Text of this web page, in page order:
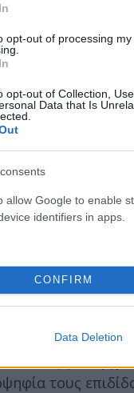
opt-out of processing
opt-out of Collection,
Data that Is
allow Google to enable
identifiers in apps.
CONFIRM
Data Deletion
ζώων η
ότι η
ότι έχουν
για απουσία
βάση.
λύσει, απλώς
τάξη υπάρχει
τους